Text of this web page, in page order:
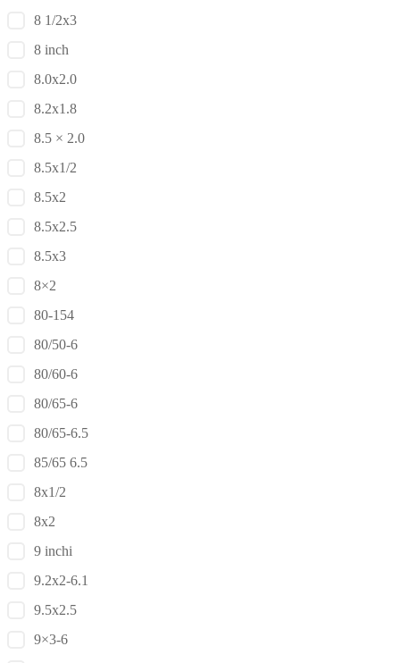
8 1/2x3
8 inch
8.0x2.0
8.2x1.8
8.5 × 2.0
8.5x1/2
8.5x2
8.5x2.5
8.5x3
8×2
80-154
80/50-6
80/60-6
80/65-6
80/65-6.5
85/65 6.5
8x1/2
8x2
9 inchi
9.2x2-6.1
9.5x2.5
9×3-6